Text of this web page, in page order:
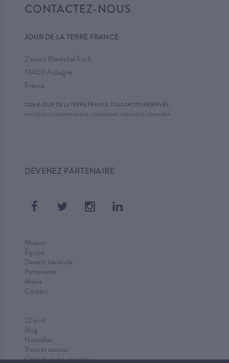
CONTACTEZ-NOUS
JOUR DE LA TERRE FRANCE
2 cours Maréchal Foch
13400 Aubagne
France
2026 © JOUR DE LA TERRE FRANCE. TOUS DROITS RÉSERVÉS.
POLITIQUE DE CONFIDENTIALITÉ CONDITIONS·MARQUE DE COMMERCE
DEVENEZ PARTENAIRE
Mission
Équipe
Devenir bénévole
Partenaires
Média
Contact
22 avril
Blog
Nouvelles
Trucs et astuces
Calendrier des activités